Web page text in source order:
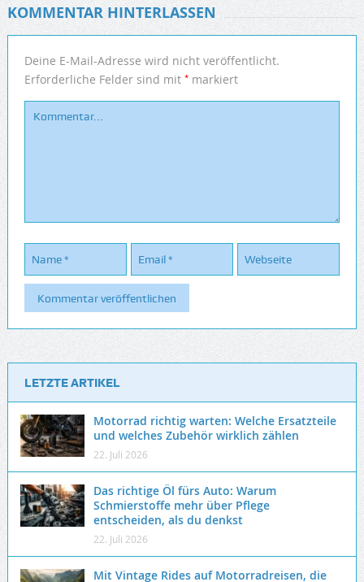
KOMMENTAR HINTERLASSEN
Deine E-Mail-Adresse wird nicht veröffentlicht.
Erforderliche Felder sind mit *markiert
LETZTE ARTIKEL
Motorrad richtig warten: Welche Ersatzteile
und welches Zubehör wirklich zählen
22. Juli 2026
Das richtige Öl fürs Auto: Warum
Schmierstoffe mehr über Pflege
entscheiden, als du denkst
22. Juli 2026
Mit Vintage Rides auf Motorradreisen, die